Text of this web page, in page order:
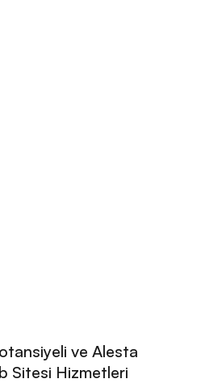
ve Alesta
Sitesi Hizmetleri